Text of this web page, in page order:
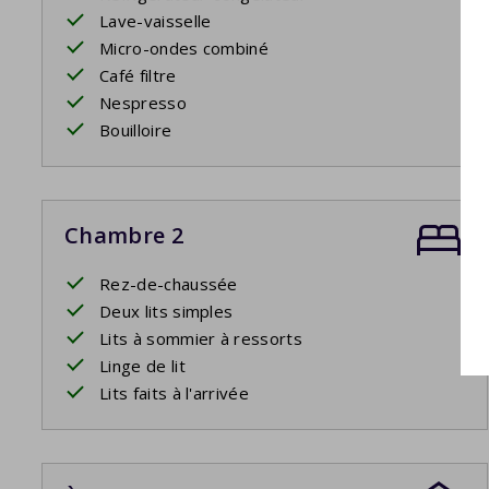
Lave-vaisselle
Micro-ondes combiné
Café filtre
Nespresso
Bouilloire
Chambre 2
Rez-de-chaussée
Deux lits simples
Lits à sommier à ressorts
Linge de lit
Lits faits à l'arrivée